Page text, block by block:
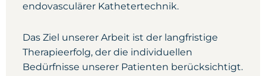
endovasculärer Kathetertechnik.
Das Ziel unserer Arbeit ist der langfristige
Therapieerfolg, der die individuellen
Bedürfnisse unserer Patienten berücksichtigt.